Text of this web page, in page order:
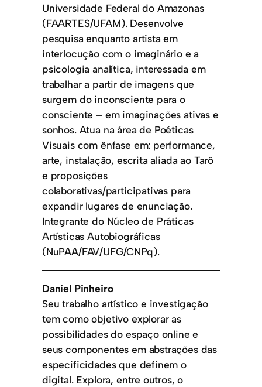
Universidade Federal do Amazonas
(FAARTES/UFAM). Desenvolve
pesquisa enquanto artista em
interlocução com o imaginário e a
psicologia analítica, interessada em
trabalhar a partir de imagens que
surgem do inconsciente para o
consciente – em imaginações ativas e
sonhos. Atua na área de Poéticas
Visuais com ênfase em: performance,
arte, instalação, escrita aliada ao Tarô
e proposições
colaborativas/participativas para
expandir lugares de enunciação.
Integrante do Núcleo de Práticas
Artísticas Autobiográficas
(NuPAA/FAV/UFG/CNPq).
Daniel Pinheiro
Seu trabalho artístico e investigação
tem como objetivo explorar as
possibilidades do espaço online e
seus componentes em abstrações das
especificidades que definem o
digital. Explora, entre outros, o